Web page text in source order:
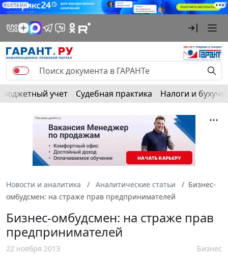
РЕКЛАМА
Бюджетный учет Судебная практика Налоги и
Новости и аналитика Аналитические статьи
Бизнес-
омбудсмен: на страже прав предпринимателей
Бизнес-омбудсмен: на страже прав
предпринимателей
22 ноября 2013 Бизнес